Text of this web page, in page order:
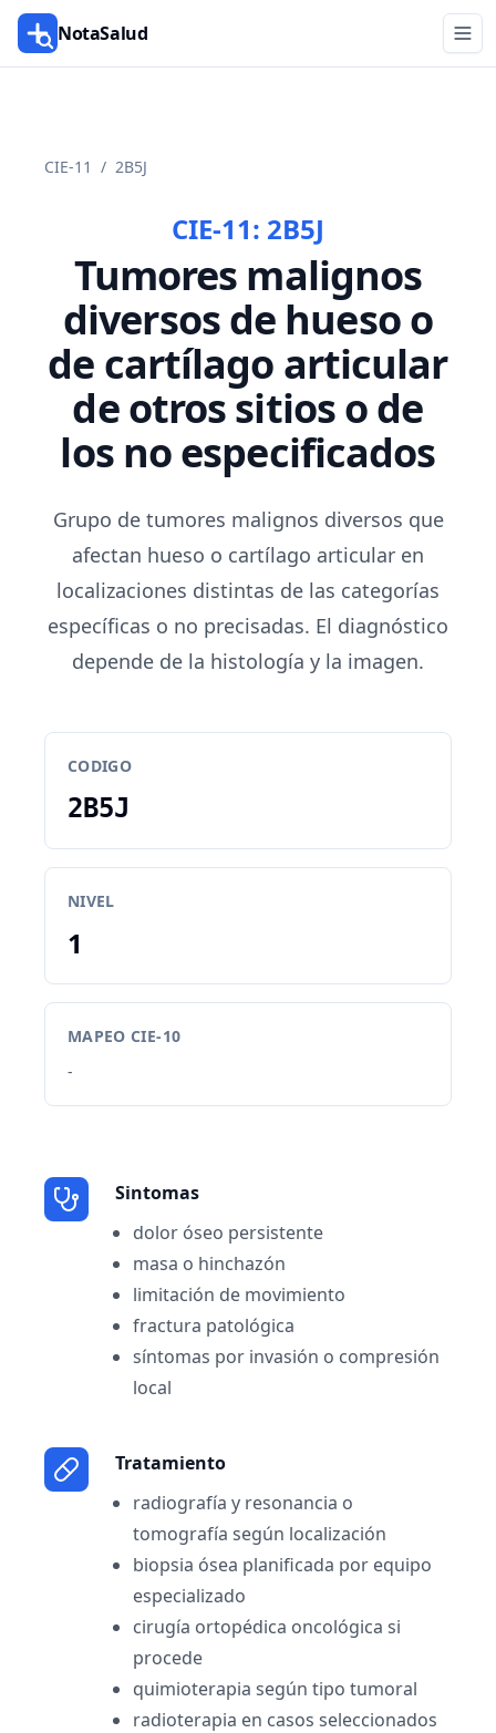
NotaSalud
CIE-11 / 2B5J
CIE-11: 2B5J
Tumores malignos
diversos de hueso o
de cartílago articular
de otros sitios o de
los no especificados
Grupo de tumores malignos diversos que
afectan hueso o cartílago articular en
localizaciones distintas de las categorías
específicas o no precisadas. El diagnóstico
depende de la histología y la imagen.
CODIGO
2B5J
NIVEL
1
MAPEO CIE-10
-
Sintomas
dolor óseo persistente
masa o hinchazón
limitación de movimiento
fractura patológica
síntomas por invasión o compresión
local
Tratamiento
radiografía y resonancia o
tomografía según localización
biopsia ósea planificada por equipo
especializado
cirugía ortopédica oncológica si
procede
quimioterapia según tipo tumoral
radioterapia en casos seleccionados